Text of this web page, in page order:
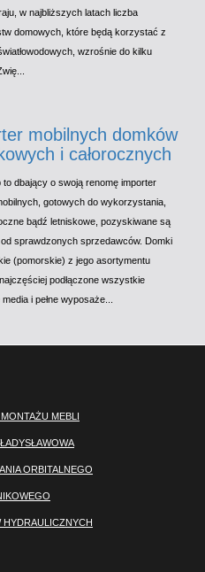
w najbliższych latach liczba
domowych, które będą korzystać z
wzrośnie do kilku
mobilnych domków
i całorocznych
to dbający o swoją renomę importer
gotowych do wykorzystania,
bądź letniskowe, pozyskiwane są
od sprawdzonych sprzedawców. Domki
(pomorskie) z jego asortymentu
podłączone wszystkie
i pełne wyposaże...
MEBLI
ORBITALNEGO